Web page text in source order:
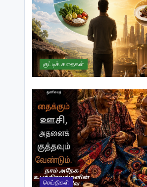
“தேவையா? Vs வேண்டுமா?”
உள்ளத்தில் வேதம்!
குட்டிக் கதைகள்
செய்திகள்